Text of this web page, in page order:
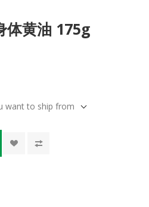
体黄油 175g
want to ship from